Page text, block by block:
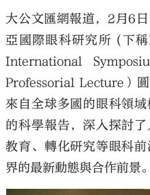
大公文匯網報道，2月6
亞國際眼科研究所 (下
International
Professorial Lecture）
來自全球多國的眼科領
的科學報告，深入探討
教育、轉化研究等眼科
界的最新動態與合作前景。